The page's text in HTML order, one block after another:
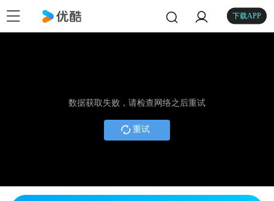
下载APP
数据获取失败，请检查网络之后重试
重试